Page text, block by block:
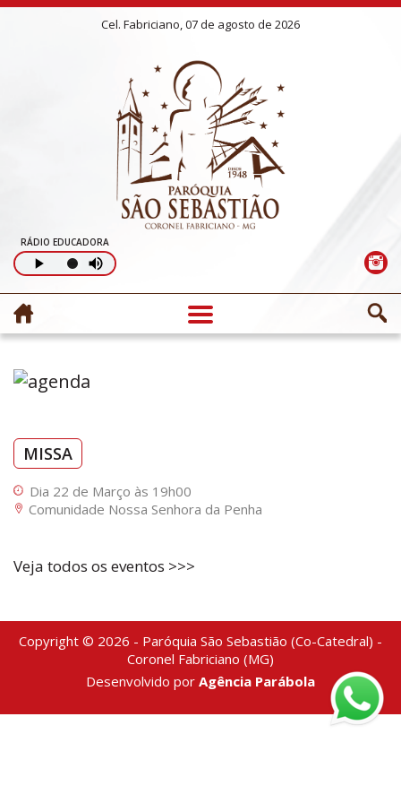
Cel. Fabriciano, 07 de agosto de 2026
RÁDIO EDUCADORA
MISSA
Dia 22 de Março às 19h00
Comunidade Nossa Senhora da Penha
Veja todos os eventos >>>
Copyright © 2026 - Paróquia São Sebastião (Co-Catedral) -
Coronel Fabriciano (MG)
Desenvolvido por Agência Parábola